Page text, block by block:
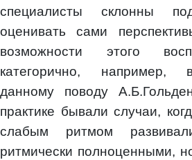
специалисты склонны
оценивать сами
возможности этого
категорично, например,
данному поводу
практике бывали случаи,
слабым ритмом
ритмически полноценными,